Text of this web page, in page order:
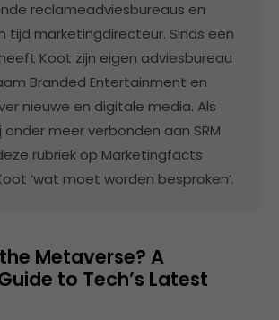
reclameadviesbureaus en
tijd marketingdirecteur. Sinds een
Koot zijn eigen adviesbureau
Branded Entertainment en
nieuwe en digitale media. Als
meer verbonden aan SRM
rubriek op Marketingfacts
‘wat moet worden besproken’.
Metaverse? A
to Tech’s Latest